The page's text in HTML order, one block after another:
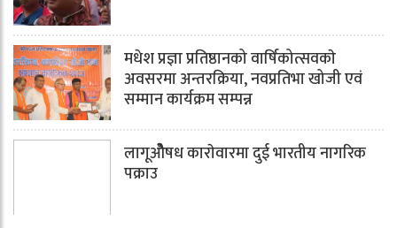
मधेश प्रज्ञा प्रतिष्ठानको वार्षिकोत्सवकाे
अवसरमा अन्तरक्रिया, नवप्रतिभा खोजी एवं
सम्मान कार्यक्रम सम्पन्न
लागूओेेैषध काराेवारमा दुई भारतीय नागरिक
पक्राउ